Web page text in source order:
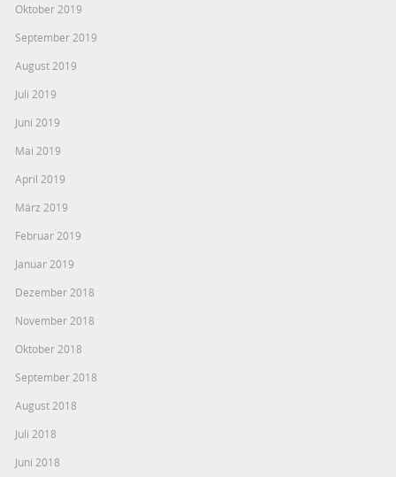
Oktober 2019
September 2019
August 2019
Juli 2019
Juni 2019
Mai 2019
April 2019
März 2019
Februar 2019
Januar 2019
Dezember 2018
November 2018
Oktober 2018
September 2018
August 2018
Juli 2018
Juni 2018